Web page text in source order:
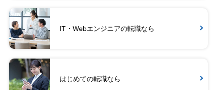
IT・Webエンジニアの転職なら
はじめての転職なら